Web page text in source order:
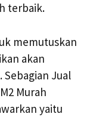
terbaik.
memutuskan
akan
Jual
Murah
yaitu